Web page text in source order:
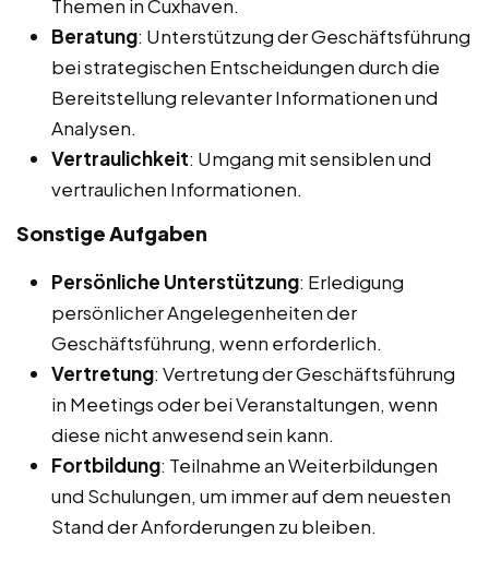
Themen in Cuxhaven.
Beratung: Unterstützung der Geschäftsführung
bei strategischen Entscheidungen durch die
Bereitstellung relevanter Informationen und
Analysen.
Vertraulichkeit: Umgang mit sensiblen und
vertraulichen Informationen.
Sonstige Aufgaben
Persönliche Unterstützung: Erledigung
persönlicher Angelegenheiten der
Geschäftsführung, wenn erforderlich.
Vertretung: Vertretung der Geschäftsführung
in Meetings oder bei Veranstaltungen, wenn
diese nicht anwesend sein kann.
Fortbildung: Teilnahme an Weiterbildungen
und Schulungen, um immer auf dem neuesten
Stand der Anforderungen zu bleiben.